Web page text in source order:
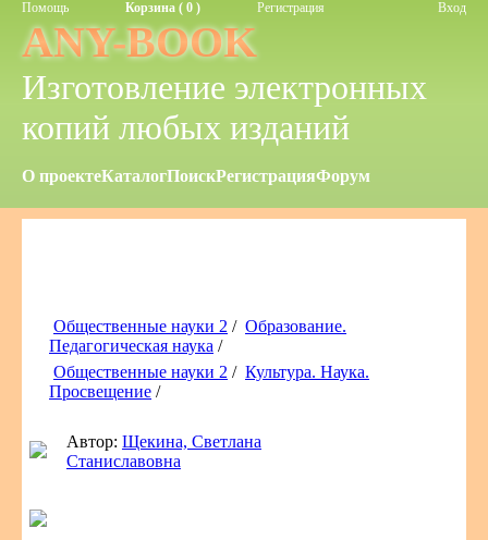
Помощь Корзина ( 0 ) Регистрация Вход
ANY-BOOK
Изготовление электронных
копий любых изданий
О проектеКаталогПоискРегистрацияФорум
Общественные науки 2 / Образование.
Педагогическая наука /
Общественные науки 2 / Культура. Наука.
Просвещение /
Автор: Щекина, Светлана
Станиславовна